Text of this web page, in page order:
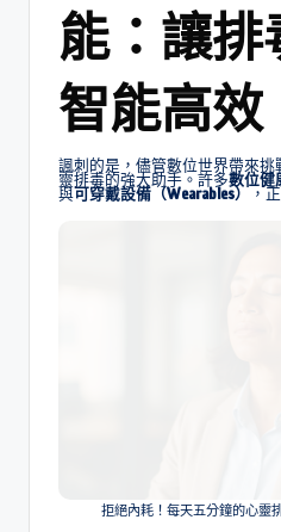
能：讓
智能高效
諷刺的是，儘管數位世界帶來
靈排毒的強大助手。許多數位健
與可穿戴設備（Wearables） ，
拒絕內耗！每天五分鐘的心靈